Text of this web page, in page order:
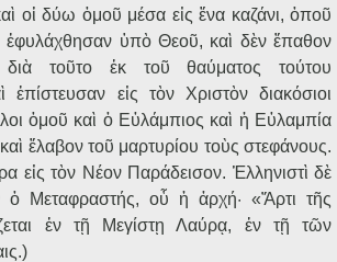
οἱ δύω ὁμοῦ μέσα εἰς ἕνα καζάνι, ὁποῦ
ἐφυλάχθησαν ὑπὸ Θεοῦ, καὶ δὲν ἔπαθον
διὰ τοῦτο ἐκ τοῦ θαύματος τούτου
ἐπίστευσαν εἰς τὸν Χριστὸν διακόσιοι
ὁμοῦ καὶ ὁ Εὐλάμπιος καὶ ἡ Εὐλαμπία
ἔλαβον τοῦ μαρτυρίου τοὺς στεφάνους.
εἰς τὸν Νέον Παράδεισον. Ἑλληνιστὶ δὲ
ὁ Μεταφραστής, οὗ ἡ ἀρχή· «Ἄρτι τῆς
ἐν τῇ Μεγίστῃ Λαύρᾳ, ἐν τῇ τῶν